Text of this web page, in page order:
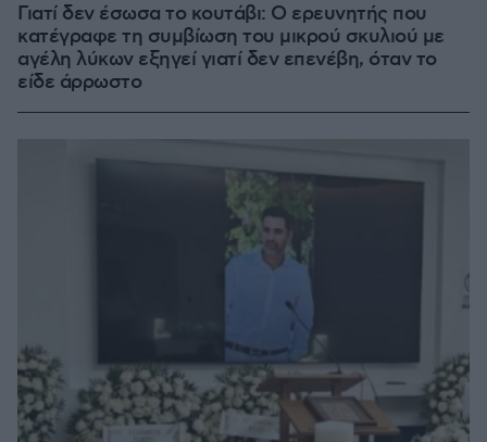
Γιατί δεν έσωσα το κουτάβι: Ο ερευνητής που
κατέγραφε τη συμβίωση του μικρού σκυλιού με
αγέλη λύκων εξηγεί γιατί δεν επενέβη, όταν το
είδε άρρωστο